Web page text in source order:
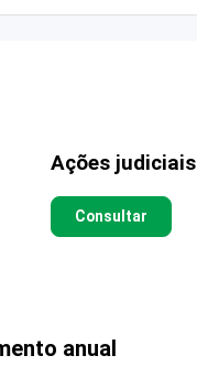
Ações judiciais
Consultar
anual